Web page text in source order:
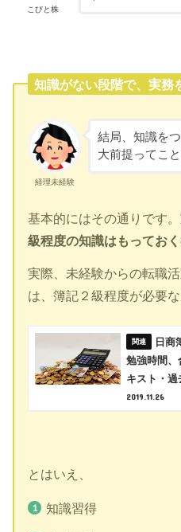
こびと株
知識がない段階で、実務
経理未経験
結局、知識を
大前提ってこと
基本的にはその通りです。
級程度の知識はもってお
実際、未経験からの転職
は、簿記２級程度が必要
日商
勉強時間、
キスト・過
2019.11.26
とはいえ、
知識習得